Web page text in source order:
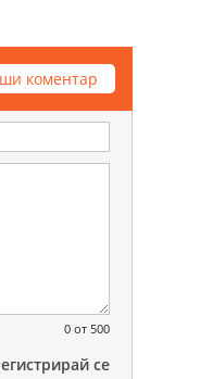
коментар
0 от 500
се